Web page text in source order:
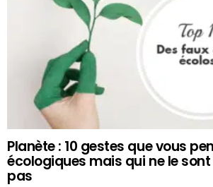
Planète : 10 gestes que vous
écologiques mais qui ne le
pas